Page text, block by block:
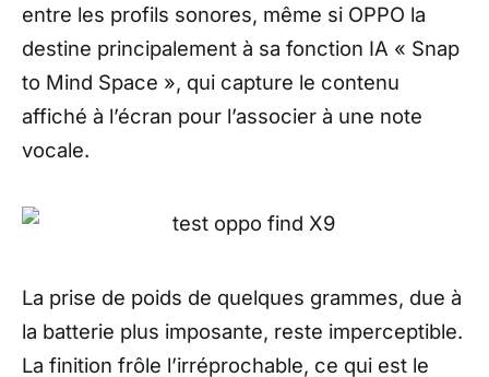
entre les profils sonores, même si OPPO la
destine principalement à sa fonction IA « Snap
to Mind Space », qui capture le contenu
affiché à l’écran pour l’associer à une note
vocale.
La prise de poids de quelques grammes, due à
la batterie plus imposante, reste imperceptible.
La finition frôle l’irréprochable, ce qui est le